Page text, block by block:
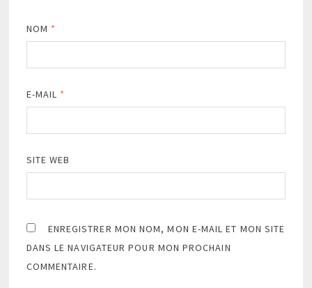
NOM *
E-MAIL *
SITE WEB
ENREGISTRER MON NOM, MON E-MAIL ET MON SITE
DANS LE NAVIGATEUR POUR MON PROCHAIN
COMMENTAIRE.